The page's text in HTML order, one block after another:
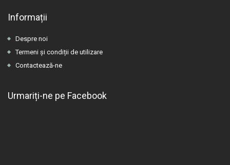
Informații
Despre noi
Termeni și condiții de utilizare
Contactează-ne
Urmariți-ne pe Facebook